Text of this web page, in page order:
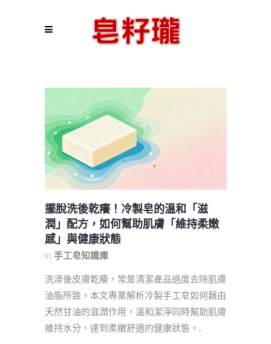
擺脫洗後乾癢！冷製皂的溫和「滋
潤」配方，如何幫助肌膚「維持柔嫩
感」與健康狀態
In 手工皂知識庫
洗澡後皮膚乾癢，常是清潔產品過度去除肌膚
油脂所致。本文專業解析冷製手工皂如何藉由
天然甘油的滋潤作用，溫和潔淨同時幫助肌膚
維持水分，達到柔嫩舒適的健康狀態。...